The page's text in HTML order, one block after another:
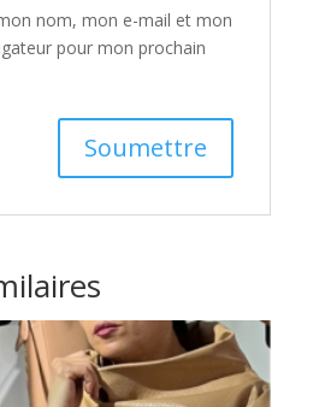
nom, mon e-mail et mon
pour mon prochain